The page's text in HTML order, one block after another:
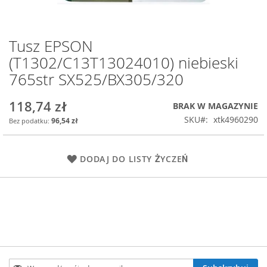
Przejdź
na
początek
galerii
Tusz EPSON
(T1302/C13T13024010) niebieski
765str SX525/BX305/320
118,74 zł
96,54 zł
BRAK W MAGAZYNIE
SKU
xtk4960290
DODAJ DO LISTY ŻYCZEŃ
Subskrybuj